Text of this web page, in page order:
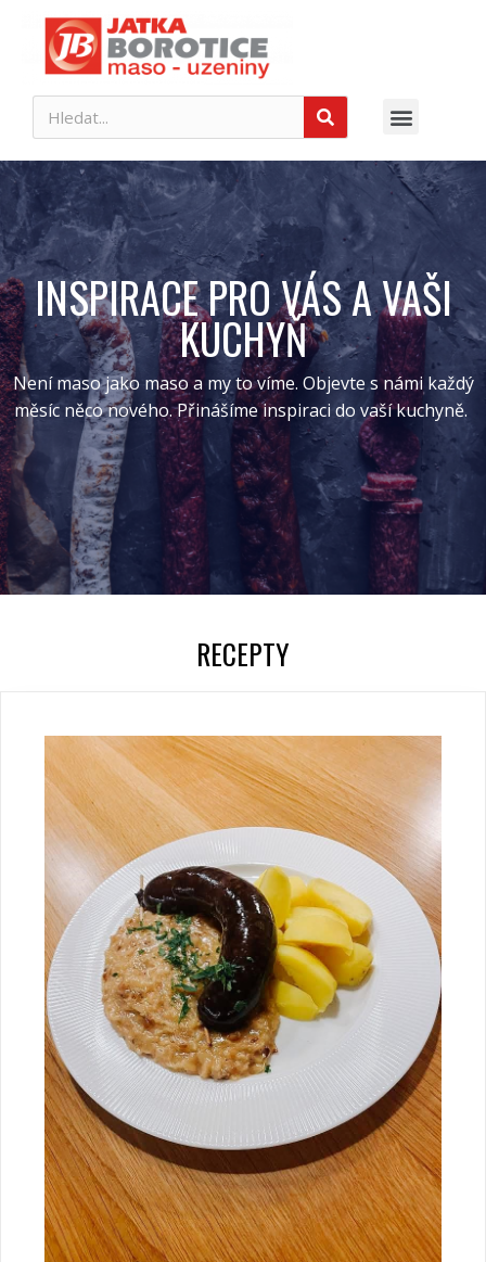
INSPIRACE PRO VÁS A VAŠI
KUCHYŇ
Není maso jako maso a my to víme. Objevte s námi každý
měsíc něco nového. Přinášíme inspiraci do vaší kuchyně.
RECEPTY